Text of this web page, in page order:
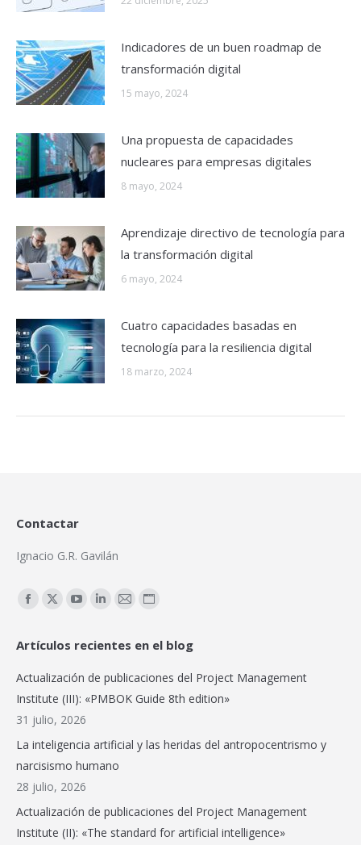
Indicadores de un buen roadmap de
transformación digital
15 mayo, 2024
Una propuesta de capacidades
nucleares para empresas digitales
8 mayo, 2024
Aprendizaje directivo de tecnología para
la transformación digital
6 mayo, 2024
Cuatro capacidades basadas en
tecnología para la resiliencia digital
18 marzo, 2024
Contactar
Ignacio G.R. Gavilán
Encuéntranos en:
Facebook
opens
in
new
window
X
opens
new
window
YouTube
opens
in
new
window
Linkedin
opens
new
Mail
opens
in
new
Sitio
page
in
Artículos recientes en el blog
Actualización de publicaciones del Project Management
Institute (III): «PMBOK Guide 8th edition»
31 julio, 2026
La inteligencia artificial y las heridas del antropocentrismo y
narcisismo humano
28 julio, 2026
Actualización de publicaciones del Project Management
Institute (II): «The standard for artificial intelligence»